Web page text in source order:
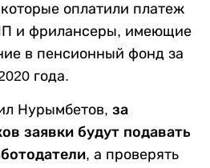
оплатили платеж
и фрилансеры, имеющие
в пенсионный фонд за
года.
Нурымбетов, за
заявки будут подавать
, а проверять